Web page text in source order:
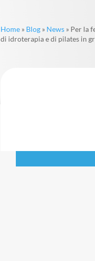
Home » Blog » News » Per la
di idroterapia e di pilates in